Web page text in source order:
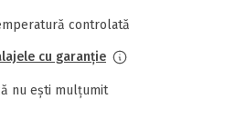
controlată
cu garanție
nu ești mulțumit